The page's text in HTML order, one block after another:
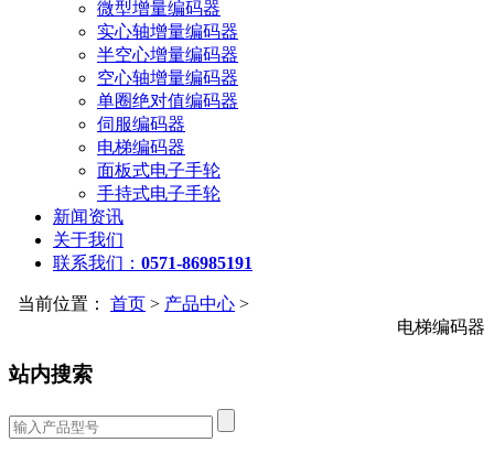
微型增量编码器
实心轴增量编码器
半空心增量编码器
空心轴增量编码器
单圈绝对值编码器
伺服编码器
电梯编码器
面板式电子手轮
手持式电子手轮
新闻资讯
关于我们
联系我们： 0571-86985191
当前位置： 首页 > 产品中心 >
电梯编码器
站内搜索